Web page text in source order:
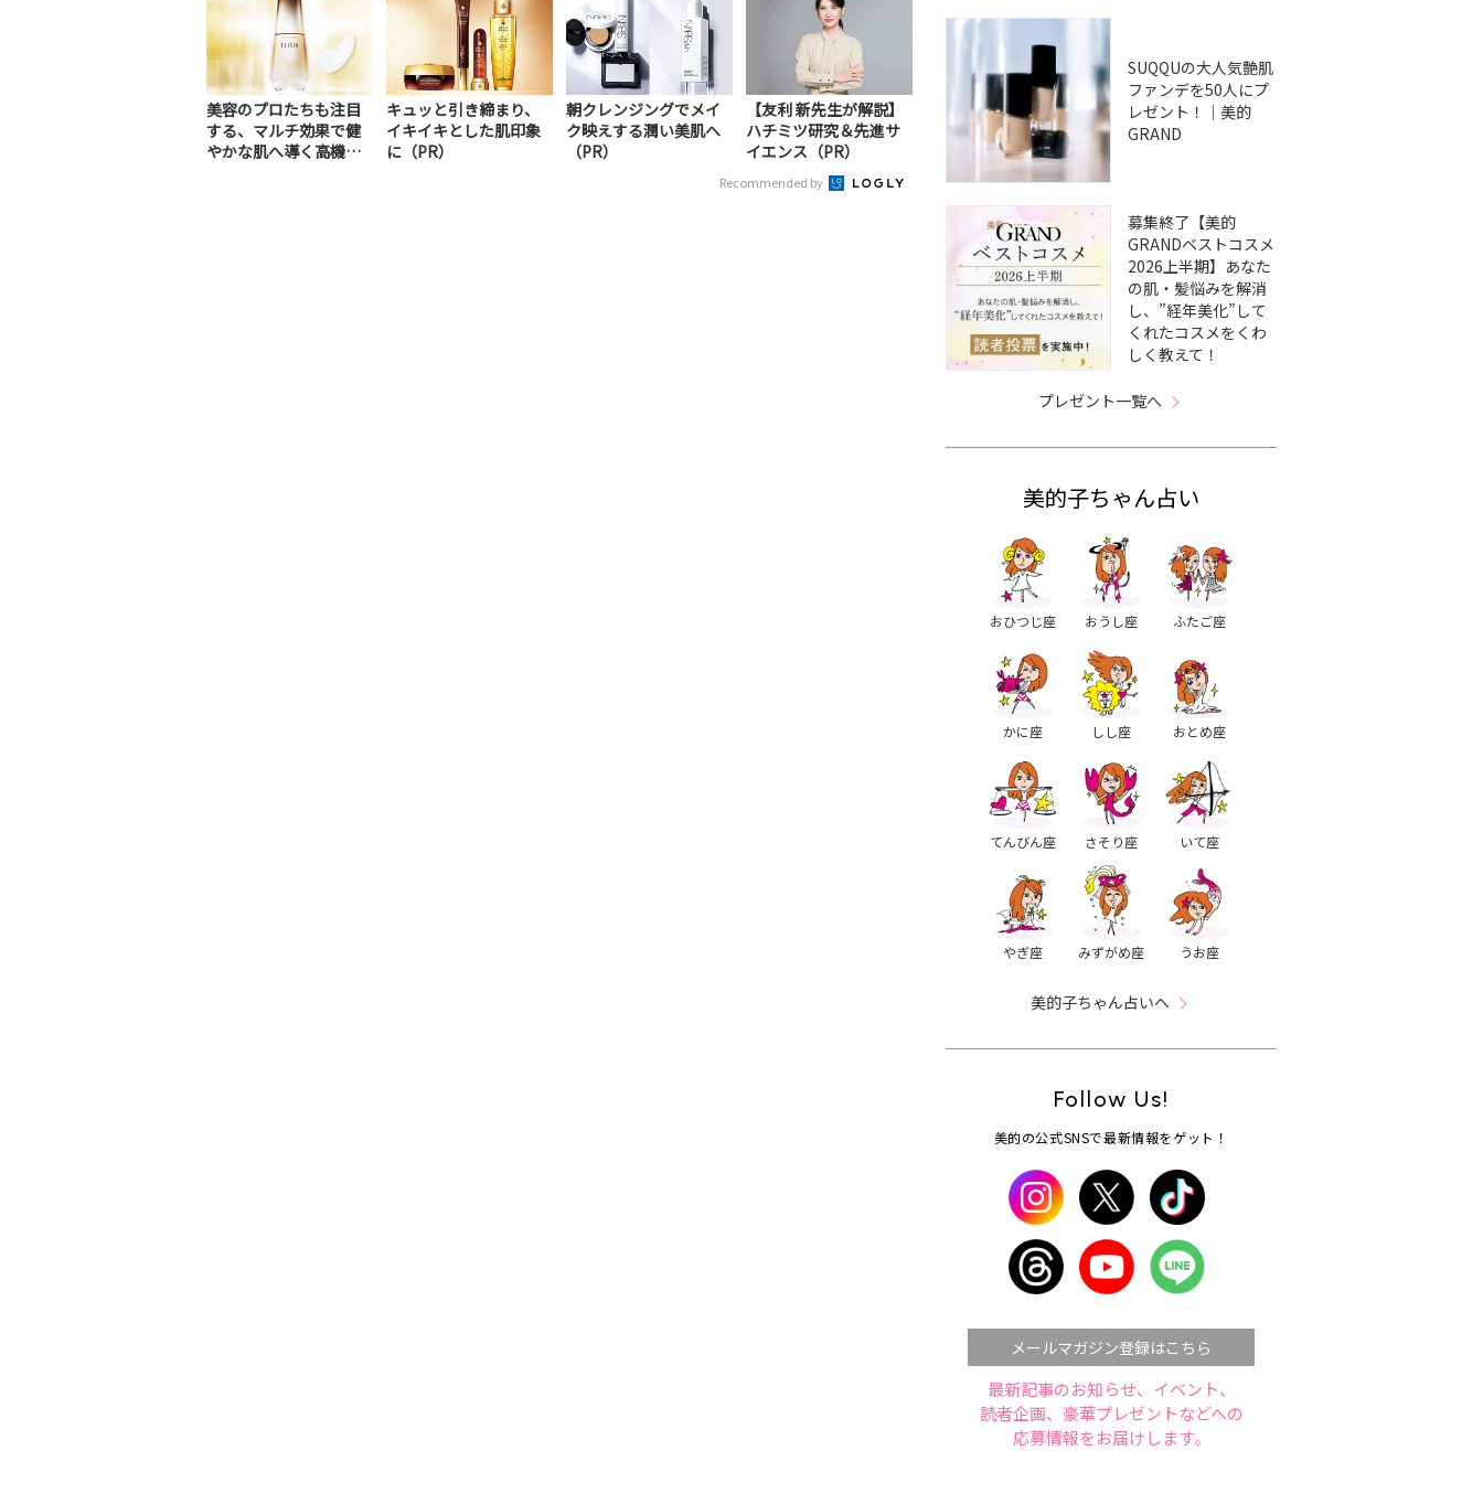
美容のプロたちも注目
する、マルチ効果で健
やかな肌へ導く高機能
キュッと引き締まり、
イキイキとした肌印象
に（PR）
朝クレンジングでメイ
ク映えする潤い美肌へ
（PR）
【友利 新先生が解説】
ハチミツ研究＆先進サ
イエンス（PR）
Recommended by
SUQQUの大人気艶肌
ファンデを50人にプ
レゼント！｜美的
GRAND
募集終了【美的
GRANDベストコスメ
2026上半期】あなた
の肌・髪悩みを解消
し、”経年美化”して
くれたコスメをくわ
しく教えて！
プレゼント一覧へ
美的子ちゃん占い
おひつじ座 おうし座 ふたご座
かに座 しし座 おとめ座
てんびん座 さそり座 いて座
やぎ座 みずがめ座 うお座
美的子ちゃん占いへ
Follow Us!
美的の公式SNSで最新情報をゲット！
メールマガジン登録はこちら
最新記事のお知らせ、イベント、
読者企画、豪華プレゼントなどへの
応募情報をお届けします。